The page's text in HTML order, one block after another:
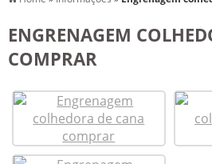
ENGRENAGEM
COMPRAR